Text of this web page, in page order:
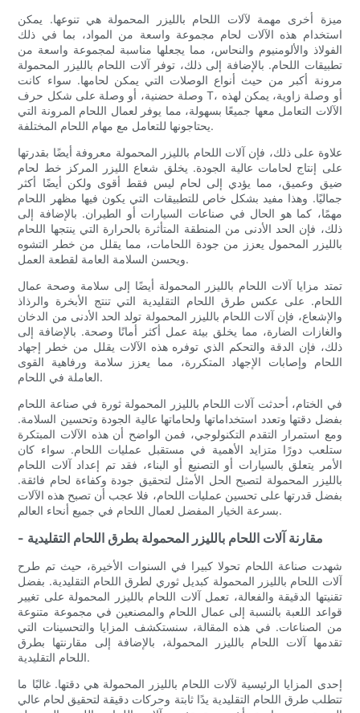
ميزة أخرى مهمة لآلات اللحام بالليزر المحمولة هي تنوعها. يمكن
استخدام هذه الآلات لحام مجموعة واسعة من المواد، بما في ذلك
الفولاذ والألومنيوم والنحاس، مما يجعلها مناسبة لمجموعة واسعة من
تطبيقات اللحام. بالإضافة إلى ذلك، توفر آلات اللحام بالليزر المحمولة
مرونة أكبر من حيث أنواع الوصلات التي يمكن لحامها. سواء كانت
وصلة حضنية، أو وصلة على شكل حرف T، أو وصلة زاوية، يمكن لهذه
الآلات التعامل معها جميعًا بسهولة، مما يوفر لعمال اللحام المرونة التي
يحتاجونها للتعامل مع مهام اللحام المختلفة.
علاوة على ذلك، فإن آلات اللحام بالليزر المحمولة معروفة أيضًا بقدرتها
على إنتاج لحامات عالية الجودة. يخلق شعاع الليزر المركز خط لحام
ضيق وعميق، مما يؤدي إلى لحام ليس فقط أقوى ولكن أيضًا أكثر
جماليًا. وهذا مفيد بشكل خاص للتطبيقات التي يكون فيها مظهر اللحام
مهمًا، كما هو الحال في صناعات السيارات أو الطيران. بالإضافة إلى
ذلك، فإن الحد الأدنى من المنطقة المتأثرة بالحرارة التي ينتجها اللحام
بالليزر المحمول يعزز من جودة اللحامات، مما يقلل من خطر التشوه
ويحسن السلامة العامة لقطعة العمل.
تمتد مزايا آلات اللحام بالليزر المحمولة أيضًا إلى سلامة وصحة عمال
اللحام. على عكس طرق اللحام التقليدية التي تنتج الأبخرة والرذاذ
والإشعاع، فإن آلات اللحام بالليزر المحمولة تولد الحد الأدنى من الدخان
والغازات الضارة، مما يخلق بيئة عمل أكثر أمانًا وصحة. بالإضافة إلى
ذلك، فإن الدقة والتحكم الذي توفره هذه الآلات يقلل من خطر إجهاد
اللحام وإصابات الإجهاد المتكررة، مما يعزز سلامة ورفاهية القوى
العاملة في اللحام.
في الختام، أحدثت آلات اللحام بالليزر المحمولة ثورة في صناعة اللحام
بفضل دقتها وتعدد استخداماتها ولحاماتها عالية الجودة وتحسين السلامة.
ومع استمرار التقدم التكنولوجي، فمن الواضح أن هذه الآلات المبتكرة
ستلعب دورًا متزايد الأهمية في مستقبل عمليات اللحام. سواء كان
الأمر يتعلق بالسيارات أو التصنيع أو البناء، فقد تم إعداد آلات اللحام
بالليزر المحمولة لتصبح الحل الأمثل لتحقيق جودة وكفاءة لحام فائقة.
بفضل قدرتها على تحسين عمليات اللحام، فلا عجب أن تصبح هذه الآلات
بسرعة الخيار المفضل لعمال اللحام في جميع أنحاء العالم.
- مقارنة آلات اللحام بالليزر المحمولة بطرق اللحام التقليدية
شهدت صناعة اللحام تحولا كبيرا في السنوات الأخيرة، حيث تم طرح
آلات اللحام بالليزر المحمولة كبديل ثوري لطرق اللحام التقليدية. بفضل
تقنيتها الدقيقة والفعالة، تعمل آلات اللحام بالليزر المحمولة على تغيير
قواعد اللعبة بالنسبة إلى عمال اللحام والمصنعين في مجموعة متنوعة
من الصناعات. في هذه المقالة، سنستكشف المزايا والتحسينات التي
تقدمها آلات اللحام بالليزر المحمولة، بالإضافة إلى مقارنتها بطرق
اللحام التقليدية.
إحدى المزايا الرئيسية لآلات اللحام بالليزر المحمولة هي دقتها. غالبًا ما
تتطلب طرق اللحام التقليدية يدًا ثابتة وحركات دقيقة لتحقيق لحام عالي